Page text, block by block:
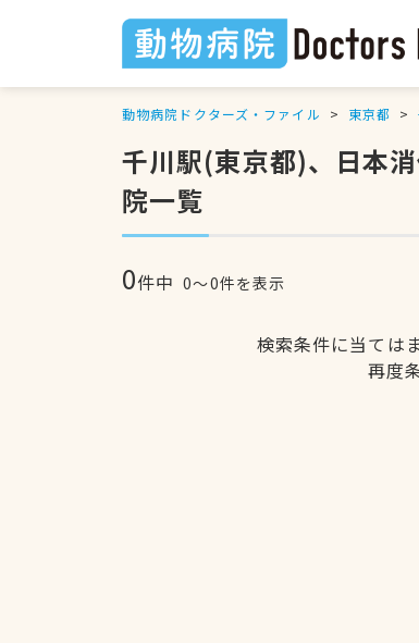
動物病院ドクターズ・ファイル 東京都
千川駅(東京都)、日本
院一覧
0件中 0〜0件を表示
検索条件に当ては
再度